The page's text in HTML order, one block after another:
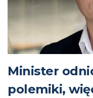
Minister
polemiki,